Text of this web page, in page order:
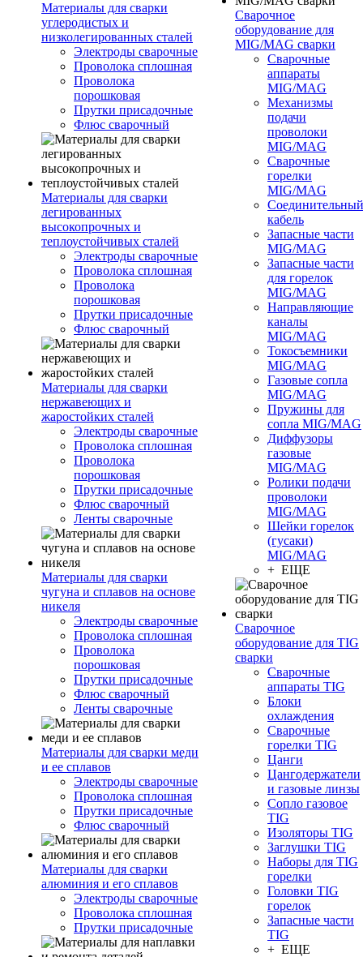
Материалы для сварки
углеродистых и
низколегированных сталей
Электроды сварочные
Проволока сплошная
Проволока
порошковая
Прутки присадочные
Флюс сварочный
Материалы для сварки
легированных
высокопрочных и
теплоустойчивых сталей
Электроды сварочные
Проволока сплошная
Проволока
порошковая
Прутки присадочные
Флюс сварочный
Материалы для сварки
нержавеющих и
жаростойких сталей
Электроды сварочные
Проволока сплошная
Проволока
порошковая
Прутки присадочные
Флюс сварочный
Ленты сварочные
Материалы для сварки
чугуна и сплавов на основе
никеля
Электроды сварочные
Проволока сплошная
Проволока
порошковая
Прутки присадочные
Флюс сварочный
Ленты сварочные
Материалы для сварки меди
и ее сплавов
Электроды сварочные
Проволока сплошная
Прутки присадочные
Флюс сварочный
Материалы для сварки
алюминия и его сплавов
Электроды сварочные
Проволока сплошная
Прутки присадочные
Сварочное
оборудование для
MIG/MAG сварки
Сварочные
аппараты
MIG/MAG
Механизмы
подачи
проволоки
MIG/MAG
Сварочные
горелки
MIG/MAG
Соединительный
кабель
Запасные части
MIG/MAG
Запасные части
для горелок
MIG/MAG
Направляющие
каналы
MIG/MAG
Токосъемники
MIG/MAG
Газовые сопла
MIG/MAG
Пружины для
сопла MIG/MAG
Диффузоры
газовые
MIG/MAG
Ролики подачи
проволоки
MIG/MAG
Шейки горелок
(гусаки)
MIG/MAG
+ ЕЩЕ
Сварочное
оборудование для TIG
сварки
Сварочные
аппараты TIG
Блоки
охлаждения
Сварочные
горелки TIG
Цанги
Цангодержатели
и газовые линзы
Сопло газовое
TIG
Изоляторы TIG
Заглушки TIG
Наборы для TIG
горелки
Головки TIG
горелок
Запасные части
TIG
+ ЕЩЕ